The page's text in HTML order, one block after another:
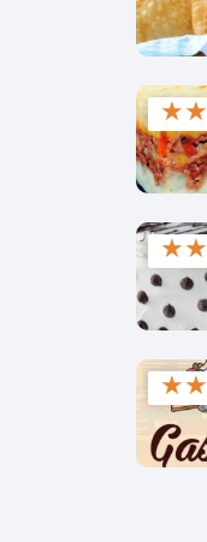
★★
★★
★★